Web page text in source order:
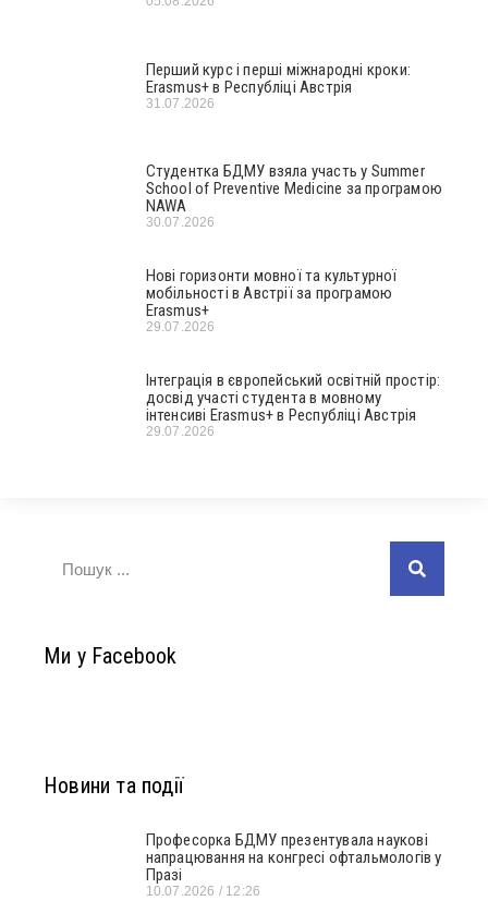
Перший курс і перші міжнародні кроки:
Erasmus+ в Республіці Австрія
31.07.2026
Студентка БДМУ взяла участь у Summer
School of Preventive Medicine за програмою
NAWA
30.07.2026
Нові горизонти мовної та культурної
мобільності в Австрії за програмою
Erasmus+
29.07.2026
Інтеграція в європейський освітній простір:
досвід участі студента в мовному
інтенсиві Erasmus+ в Республіці Австрія
29.07.2026
Ми у Facebook
Новини та події
Професорка БДМУ презентувала наукові
напрацювання на конгресі офтальмологів у
Празі
10.07.2026 12:26